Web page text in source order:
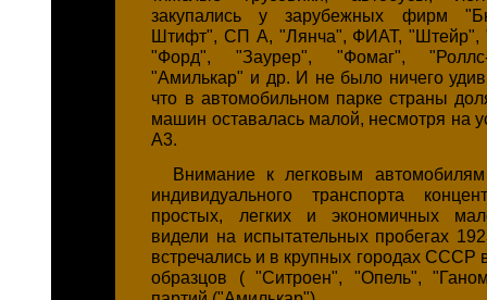
закупались у зарубежных фирм
Штифт", СП А, "Лянча", ФИАТ, "Штейр",
"Форд", "Заурер", "Фомаг",
"Амилькар" и др. И не было ничего
что в автомобильном парке страны
машин оставалась малой, несмотря на
A3.
Внимание к легковым
индивидуального транспорта
простых, легких и экономичных
видели на испытательных пробегах
встречались и в крупных городах СССР
образцов ( "Ситроен", "Опель",